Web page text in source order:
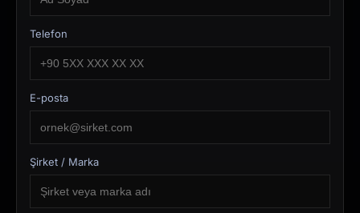
Telefon
E-posta
Şirket / Marka